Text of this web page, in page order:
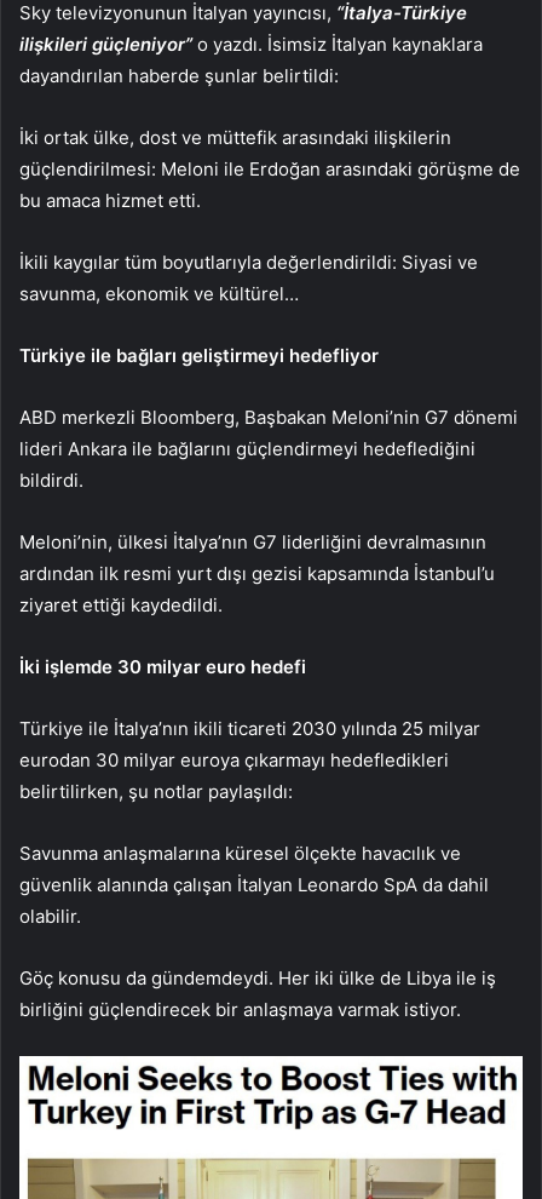
Sky televizyonunun İtalyan yayıncısı, “İtalya-Türkiye
ilişkileri güçleniyor”o yazdı. İsimsiz İtalyan kaynaklara
dayandırılan haberde şunlar belirtildi:
İki ortak ülke, dost ve müttefik arasındaki ilişkilerin
güçlendirilmesi: Meloni ile Erdoğan arasındaki görüşme de
bu amaca hizmet etti.
İkili kaygılar tüm boyutlarıyla değerlendirildi: Siyasi ve
savunma, ekonomik ve kültürel…
Türkiye ile bağları geliştirmeyi hedefliyor
ABD merkezli Bloomberg, Başbakan Meloni’nin G7 dönemi
lideri Ankara ile bağlarını güçlendirmeyi hedeflediğini
bildirdi.
Meloni’nin, ülkesi İtalya’nın G7 liderliğini devralmasının
ardından ilk resmi yurt dışı gezisi kapsamında İstanbul’u
ziyaret ettiği kaydedildi.
İki işlemde 30 milyar euro hedefi
Türkiye ile İtalya’nın ikili ticareti 2030 yılında 25 milyar
eurodan 30 milyar euroya çıkarmayı hedefledikleri
belirtilirken, şu notlar paylaşıldı:
Savunma anlaşmalarına küresel ölçekte havacılık ve
güvenlik alanında çalışan İtalyan Leonardo SpA da dahil
olabilir.
Göç konusu da gündemdeydi. Her iki ülke de Libya ile iş
birliğini güçlendirecek bir anlaşmaya varmak istiyor.